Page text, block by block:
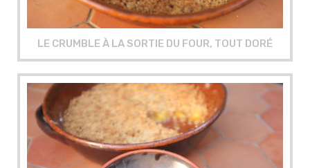
LE CRUMBLE À LA SORTIE DU FOUR, TOUT DORÉ